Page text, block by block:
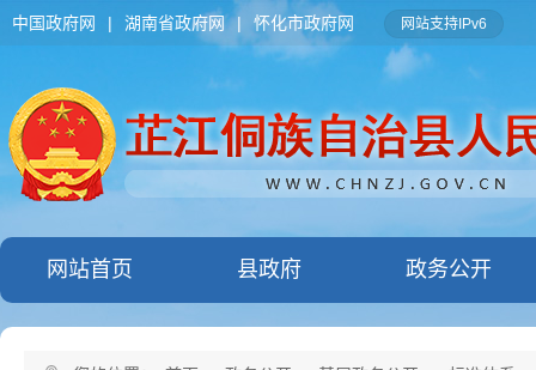
中国政府网 | 湖南省政府网 | 怀化市政府网 网站支持IPv6
网站首页 县政府 政务公开